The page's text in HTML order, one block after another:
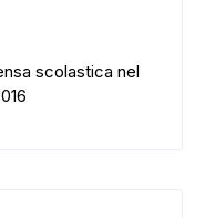
scolastica nel